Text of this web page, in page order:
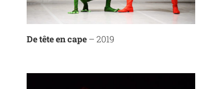
De tête en cape– 2019